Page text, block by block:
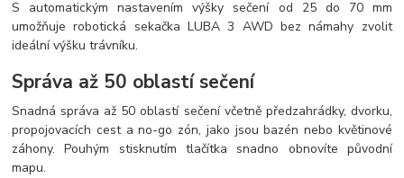
S automatickým nastavením výšky sečení od 25 do 70 mm
umožňuje robotická sekačka LUBA 3 AWD bez námahy zvolit
ideální výšku trávníku.
Správa až 50 oblastí sečení
Snadná správa až 50 oblastí sečení včetně předzahrádky, dvorku,
propojovacích cest a no-go zón, jako jsou bazén nebo květinové
záhony. Pouhým stisknutím tlačítka snadno obnovíte původní
mapu.